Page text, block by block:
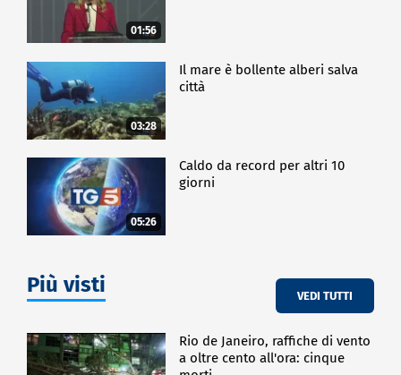
01:56
03:28
Il mare è bollente alberi salva
città
05:26
Caldo da record per altri 10
giorni
Più visti VEDI TUTTI
Rio de Janeiro, raffiche di vento
a oltre cento all'ora: cinque